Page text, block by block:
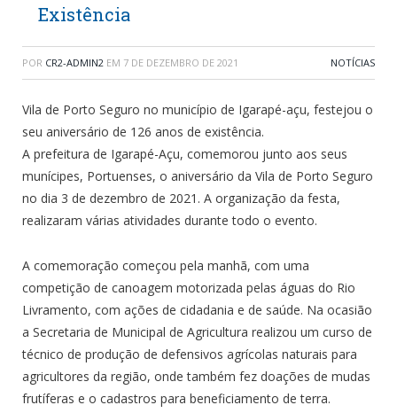
Existência
POR CR2-ADMIN2 EM 7 DE DEZEMBRO DE 2021 NOTÍCIAS
Vila de Porto Seguro no município de Igarapé-açu, festejou o
seu aniversário de 126 anos de existência.
A prefeitura de Igarapé-Açu, comemorou junto aos seus
munícipes, Portuenses, o aniversário da Vila de Porto Seguro
no dia 3 de dezembro de 2021. A organização da festa,
realizaram várias atividades durante todo o evento.
A comemoração começou pela manhã, com uma
competição de canoagem motorizada pelas águas do Rio
Livramento, com ações de cidadania e de saúde. Na ocasião
a Secretaria de Municipal de Agricultura realizou um curso de
técnico de produção de defensivos agrícolas naturais para
agricultores da região, onde também fez doações de mudas
frutíferas e o cadastros para beneficiamento de terra.